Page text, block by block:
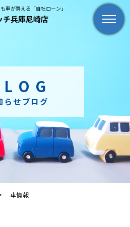
車が買える「自社ローン」
チ兵庫尼崎店
らせブログ
車情報